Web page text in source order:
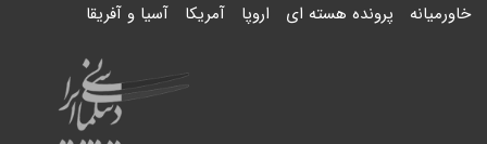
خاورمیانه پرونده هسته ای اروپا آمریکا آسیا و آفریقا